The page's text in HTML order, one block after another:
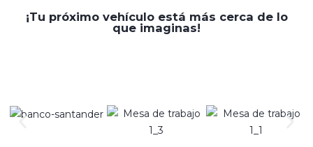
¡Tu próximo vehículo está más cerca de lo
que imaginas!